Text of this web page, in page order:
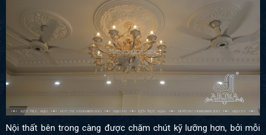
Nội thất bên trong càng được chăm chút kỹ lưỡng hơn, bởi mỗi